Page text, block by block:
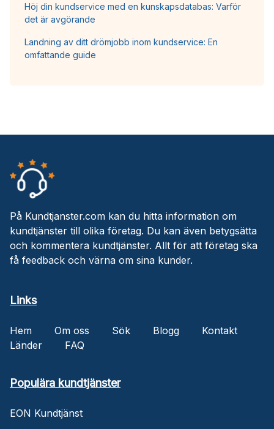
Höj din kundservice med en kunskapsdatabas: Varför
det är avgörande
Landning av ditt drömjobb inom kundservice: En
omfattande guide
På Kundtjanster.com kan du hitta information om
kundtjänster till olika företag. Du kan även betygsätta
och kommentera kundtjänster. Allt för att företag ska
få feedback och värna om sina kunder.
Links
Hem Om oss Sök Blogg
Kontakt
Länder
FAQ
Populära kundtjänster
EON Kundtjänst